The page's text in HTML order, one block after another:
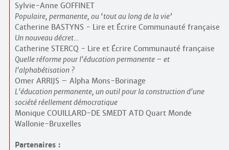
Sylvie-Anne GOFFINET
Populaire, permanente, ou ‘tout au long de la vie’
Catherine BASTYNS - Lire et Écrire Communauté française
Un nouveau décret…
Catherine STERCQ - Lire et Écrire Communauté française
Quelle réforme pour l'éducation permanente – et
l'alphabétisation ?
Omer ARRIJS – Alpha Mons-Borinage
L'éducation permanente, un outil pour la construction d'une
société réellement démocratique
Monique COUILLARD-DE SMEDT ATD Quart Monde
Wallonie-Bruxelles
Partenaires :